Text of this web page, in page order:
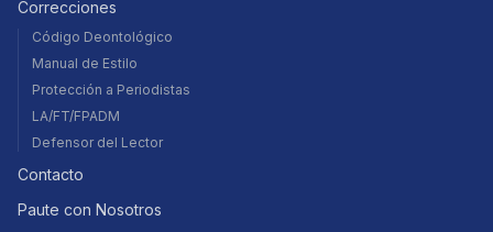
Correcciones
Código Deontológico
Manual de Estilo
Protección a Periodistas
LA/FT/FPADM
Defensor del Lector
Contacto
Paute con Nosotros